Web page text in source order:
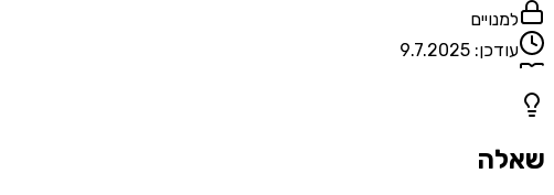
למנויים
עודכן: 9.7.2025
שאלה